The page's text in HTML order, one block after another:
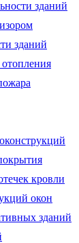
зданий
зданий
кровли
окон
зданий